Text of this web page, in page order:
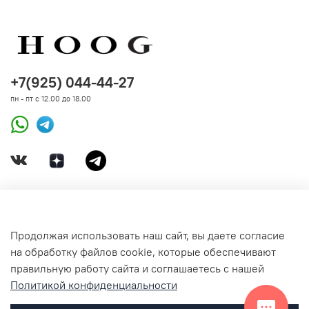
СВЯЗАТЬСЯ С НАМИ
+7(925) 044-44-27
пн - пт с 12.00 до 18.00
Продолжая использовать наш сайт, вы даете согласие
на обработку файлов cookie, которые обеспечивают
правильную работу сайта и соглашаетесь с нашей
Политикой конфиденциальности